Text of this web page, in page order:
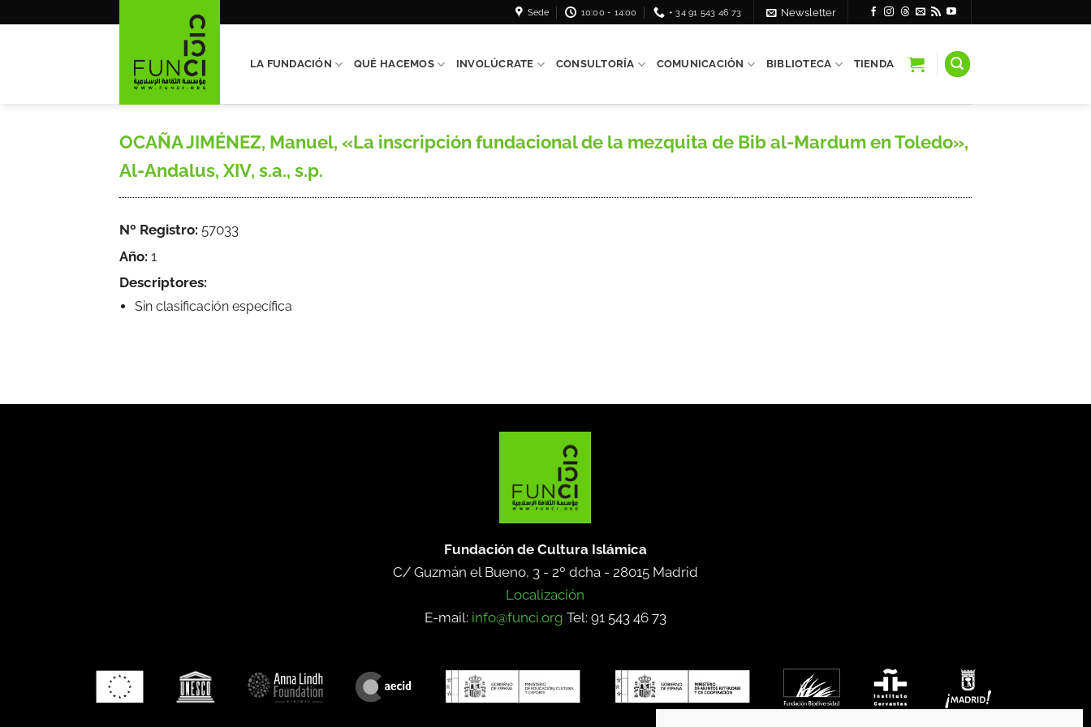
Sede 10:00 - 14:00 + 34 91 543 46 73 Newsletter
LA FUNDACIÓN QUÉ HACEMOS INVOLÚCRATE CONSULTORÍA COMUNICACIÓN BIBLIOTECA TIENDA
OCAÑA JIMÉNEZ, Manuel, «La inscripción fundacional de la mezquita de Bib al-Mardum en Toledo»,
Al-Andalus, XIV, s.a., s.p.
Nº Registro: 57033
Año: 1
Descriptores:
Sin clasificación específica
Fundación de Cultura Islámica
C/ Guzmán el Bueno, 3 - 2º dcha - 28015 Madrid
Localización
E-mail: info@funci.org Tel: 91 543 46 73